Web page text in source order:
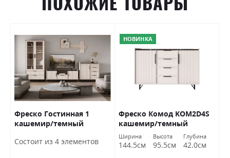
Фреско Гостинная 1
кашемир/темный
Состоит из 4 элементов
НОВИНКА
Фреско Комод KOM2D4S
кашемир/темный
мармур БРВ Украина
Ширина
144.5см
Высота
95.5см
Глубина
42.0см